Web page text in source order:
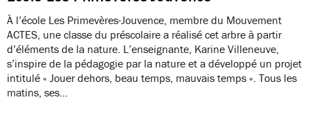
À l’école Les Primevères-Jouvence, membre du Mouvement
ACTES, une classe du préscolaire a réalisé cet arbre à partir
d’éléments de la nature. L’enseignante, Karine Villeneuve,
s’inspire de la pédagogie par la nature et a développé un projet
intitulé « Jouer dehors, beau temps, mauvais temps ». Tous les
matins, ses…